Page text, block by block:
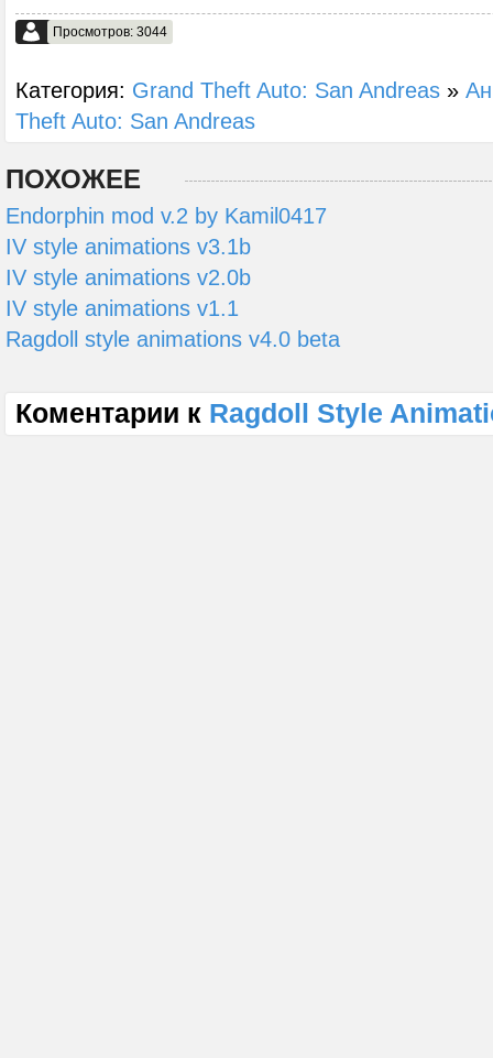
Просмотров: 3044
Категория: Grand Theft Auto: San Andreas »
Theft Auto: San Andreas
ПОХОЖЕЕ
Endorphin mod v.2 by Kamil0417
IV style animations v3.1b
IV style animations v2.0b
IV style animations v1.1
Ragdoll style animations v4.0 beta
Коментарии к Ragdoll Style